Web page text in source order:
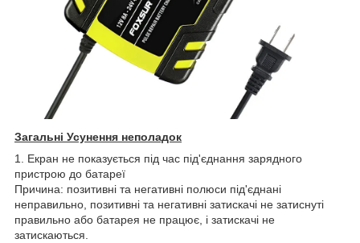
Загальні Усунення неполадок
1. Екран не показується під час під'єднання зарядного
пристрою до батареї
Причина: позитивні та негативні полюси під'єднані
неправильно, позитивні та негативні затискачі не затиснуті
правильно або батарея не працює, і затискачі не
затискаються.